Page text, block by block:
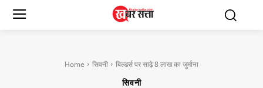
Home सिवनी बिल्डर्स पर साढ़े 8 लाख का जुर्माना
सिवनी